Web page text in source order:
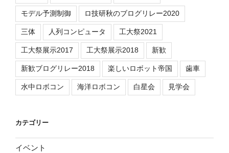
モデル予測制御 ロ技研秋のブログリレー2020
三体 人列コンピュータ 工大祭2021
工大祭展示2017 工大祭展示2018 新歓
新歓ブログリレー2018 楽しいロボット帝国 歯車
水中ロボコン 海洋ロボコン 白星会 見学会
カテゴリー
イベント